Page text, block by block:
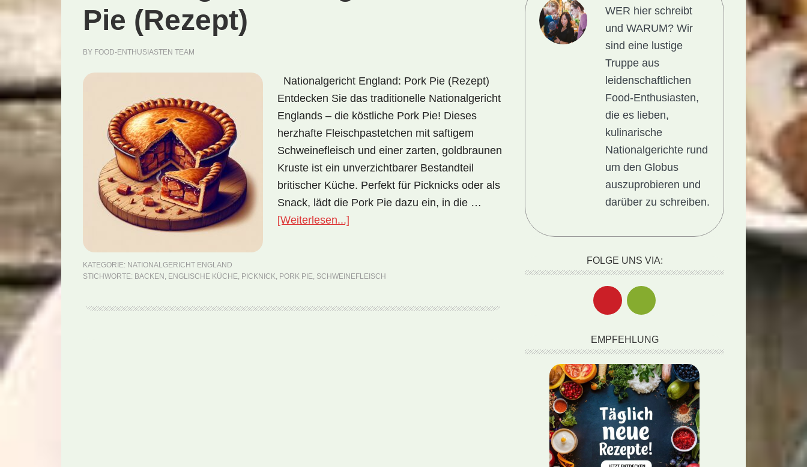
Pie (Rezept)
BY FOOD-ENTHUSIASTEN TEAM
Nationalgericht England: Pork Pie (Rezept)
Entdecken Sie das traditionelle Nationalgericht
Englands – die köstliche Pork Pie! Dieses
herzhafte Fleischpastetchen mit saftigem
Schweinefleisch und einer zarten, goldbraunen
Kruste ist ein unverzichtbarer Bestandteil
britischer Küche. Perfekt für Picknicks oder als
Snack, lädt die Pork Pie dazu ein, in die …
[Weiterlesen...]
Pie
KATEGORIE: NATIONALGERICHT ENGLAND
STICHWORTE: BACKEN , ENGLISCHE KÜCHE, PICKNICK, PORK PIE, SCHWEINEFLEISCH
WER hier schreibt
und WARUM?Wir
sind eine lustige
Truppe aus
leidenschaftlichen
Food-Enthusiasten,
die es lieben,
kulinarische
Nationalgerichte rund
um den Globus
auszuprobieren und
darüber zu schreiben.
FOLGE UNS VIA:
EMPFEHLUNG